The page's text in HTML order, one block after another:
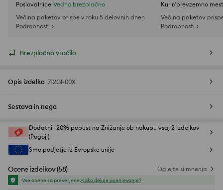
Poslovalnice Vedno brezplačno
Večina paketov prispe v roku 5 delovnih dneh
Podrobnosti >
Kurir/prevzemno
Večina paketov
Podrobnosti >
Brezplačno vračilo
Opis izdelka 712GI-00X
Sestava in nega
Dodatni -20% popust na Znižanje ob nakupu vsaj 2 izdelkov
(Pogoji)
Smo podjetje iz Evropske unije
Ocene izdelkov(58) Oglejte si mnenja
Vse ocene so preverjene.Kako deluje ocenjevanje?